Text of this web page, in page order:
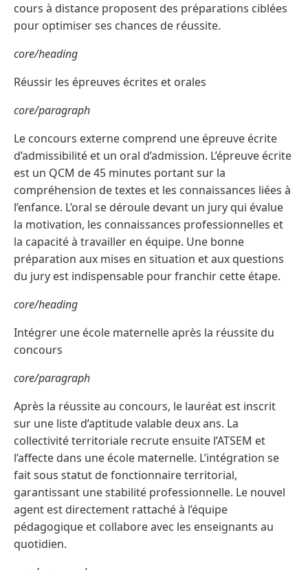
cours à distance proposent des préparations ciblées
pour optimiser ses chances de réussite.
core/heading
Réussir les épreuves écrites et orales
core/paragraph
Le concours externe comprend une épreuve écrite
d’admissibilité et un oral d’admission. L’épreuve écrite
est un QCM de 45 minutes portant sur la
compréhension de textes et les connaissances liées à
l’enfance. L’oral se déroule devant un jury qui évalue
la motivation, les connaissances professionnelles et
la capacité à travailler en équipe. Une bonne
préparation aux mises en situation et aux questions
du jury est indispensable pour franchir cette étape.
core/heading
Intégrer une école maternelle après la réussite du
concours
core/paragraph
Après la réussite au concours, le lauréat est inscrit
sur une liste d’aptitude valable deux ans. La
collectivité territoriale recrute ensuite l’ATSEM et
l’affecte dans une école maternelle. L’intégration se
fait sous statut de fonctionnaire territorial,
garantissant une stabilité professionnelle. Le nouvel
agent est directement rattaché à l’équipe
pédagogique et collabore avec les enseignants au
quotidien.